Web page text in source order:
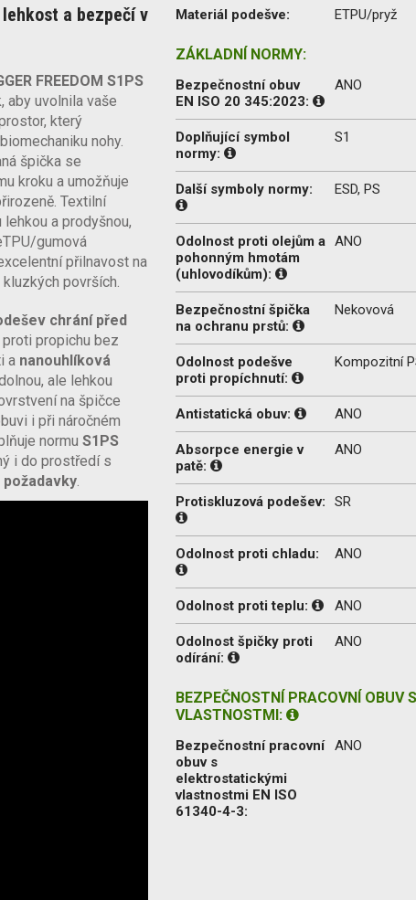
a bezpečí v
FREEDOM S1PS
aby uvolnila vaše
který
nohy.
špička se
kroku a umožňuje
Textilní
a prodyšnou,
gumová
přilnavost na
površích.
chrání před
propichu bez
a nanouhlíková
ale lehkou
na špičce
i při náročném
normu S1PS
i do prostředí s
.
Materiál podešve: ETPU/pryž
ZÁKLADNÍ NORMY:
Bezpečnostní obuv
EN ISO 20 345:2023:
ANO
Doplňující symbol
normy:
S1
Další symboly normy: ESD, PS
Odolnost proti olejům a
pohonným hmotám
(uhlovodíkům):
ANO
Bezpečnostní špička
na ochranu prstů:
Nekovová
Odolnost podešve
proti propíchnutí:
Kompozitní
Antistatická obuv: ANO
Absorpce energie v
patě:
ANO
Protiskluzová podešev: SR
Odolnost proti chladu: ANO
Odolnost proti teplu: ANO
Odolnost špičky proti
odírání:
ANO
BEZPEČNOSTNÍ PRACOVNÍ OBUV
VLASTNOSTMI:
Bezpečnostní pracovní
obuv s
elektrostatickými
vlastnostmi EN ISO
61340-4-3:
ANO